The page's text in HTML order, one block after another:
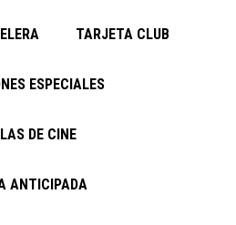
TARJETA CLUB
ESPECIALES
DE CINE
ANTICIPADA